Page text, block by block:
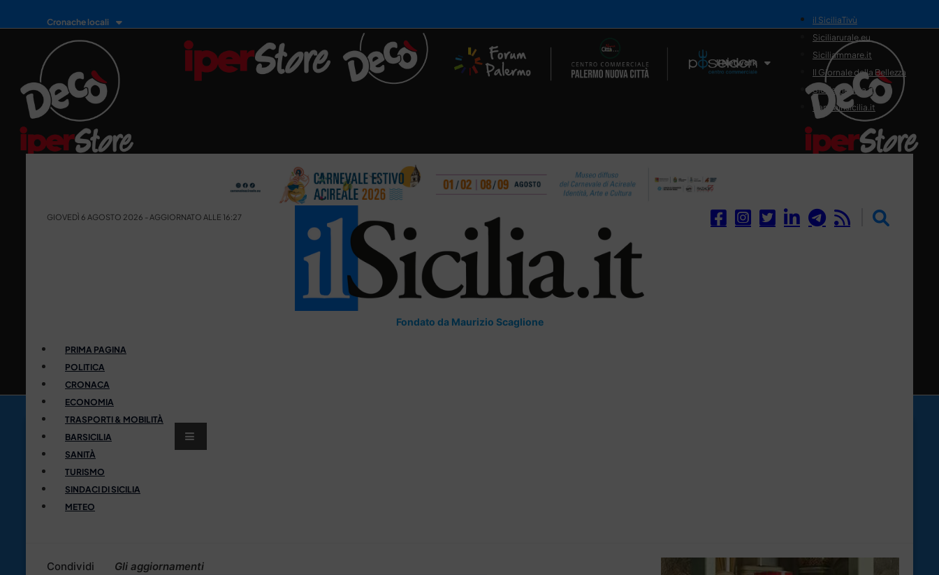
Cronache locali
Il Network
il SiciliaTivù
Siciliarurale.eu
Siciliammare.it
Il Giornale della Bellezza
Siciliamedica.it
Sanitainsicilia.it
GIOVEDÌ 6 AGOSTO 2026 - AGGIORNATO ALLE 16:27
Fondato da Maurizio Scaglione
PRIMA PAGINA
POLITICA
CRONACA
ECONOMIA
TRASPORTI & MOBILITÀ
BARSICILIA
SANITÀ
TURISMO
SINDACI DI SICILIA
METEO
Condividi Gli aggiornamenti